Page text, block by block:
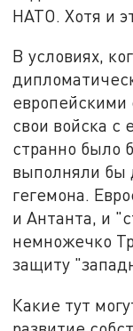
НАТО. Хотя и
В условиях,
свои войска с
странно было
выполняли бы
гегемона.
и Антанта, и
немножечко
защиту
Какие тут